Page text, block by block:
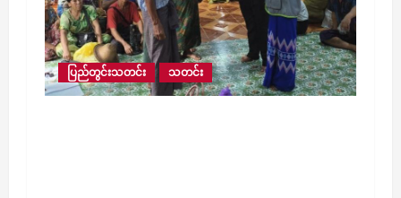
ပြည်တွင်းသတင်း သတင်း